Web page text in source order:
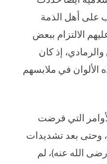
على أهل الذمة
الالتزام ببعض
والرمادي، إذ كان
الألوان في ملابسهم
التي فرضت
وحتى بعد تشديدات
الله عنه)، لم